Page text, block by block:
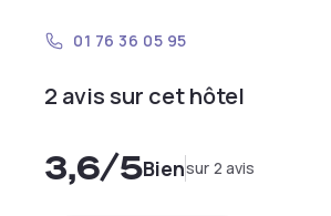
01 76 36 05 95
2 avis sur cet hôtel
3,6/5Biensur 2 avis